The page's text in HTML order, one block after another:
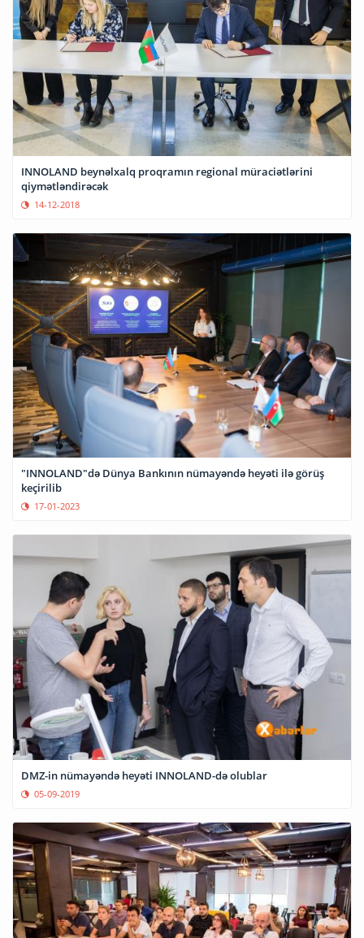
INNOLAND beynəlxalq proqramın regional müraciətlərini
qiymətləndirəcək
14-12-2018
"INNOLAND"də Dünya Bankının nümayəndə heyəti ilə görüş
keçirilib
17-01-2023
DMZ-in nümayəndə heyəti INNOLAND-də olublar
05-09-2019